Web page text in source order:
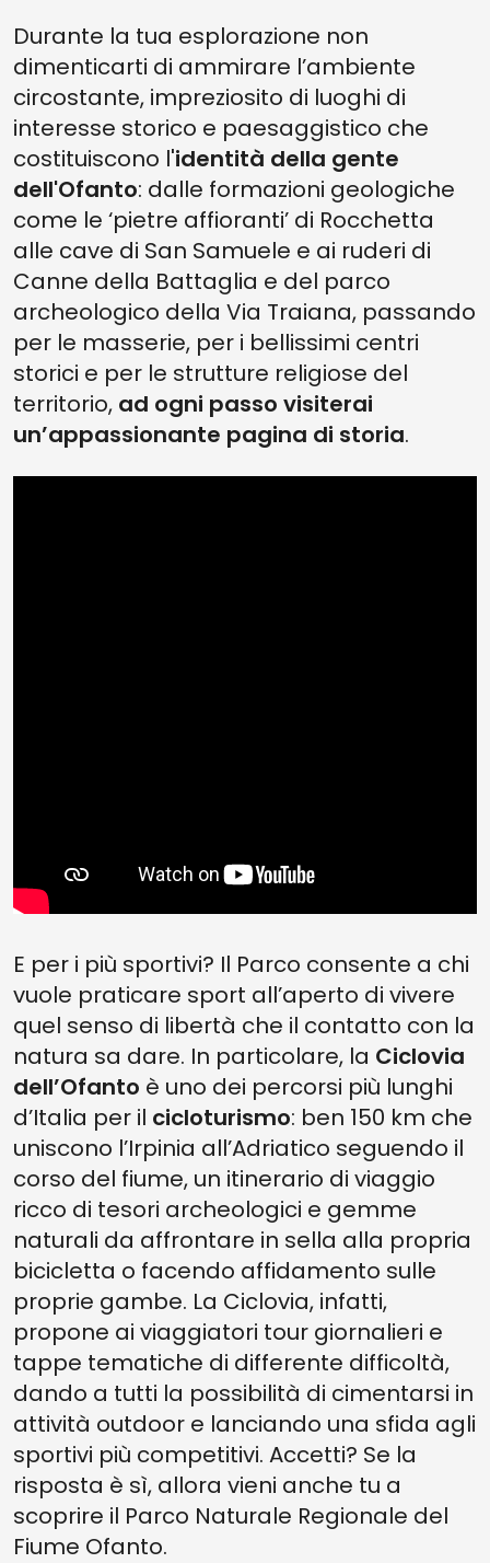
Durante la tua esplorazione non
dimenticarti di ammirare l’ambiente
circostante, impreziosito di luoghi di
interesse storico e paesaggistico che
costituiscono l'identità della gente
dell'Ofanto: dalle formazioni geologiche
come le ‘pietre affioranti’ di Rocchetta
alle cave di San Samuele e ai ruderi di
Canne della Battaglia e del parco
archeologico della Via Traiana, passando
per le masserie, per i bellissimi centri
storici e per le strutture religiose del
territorio, ad ogni passo visiterai
un’appassionante pagina di storia.
E per i più sportivi? Il Parco consente a chi
vuole praticare sport all’aperto di vivere
quel senso di libertà che il contatto con la
natura sa dare. In particolare, la Ciclovia
dell’Ofanto è uno dei percorsi più lunghi
d’Italia per il cicloturismo: ben 150 km che
uniscono l’Irpinia all’Adriatico seguendo il
corso del fiume, un itinerario di viaggio
ricco di tesori archeologici e gemme
naturali da affrontare in sella alla propria
bicicletta o facendo affidamento sulle
proprie gambe. La Ciclovia, infatti,
propone ai viaggiatori tour giornalieri e
tappe tematiche di differente difficoltà,
dando a tutti la possibilità di cimentarsi in
attività outdoor e lanciando una sfida agli
sportivi più competitivi. Accetti? Se la
risposta è sì, allora vieni anche tu a
scoprire il Parco Naturale Regionale del
Fiume Ofanto.